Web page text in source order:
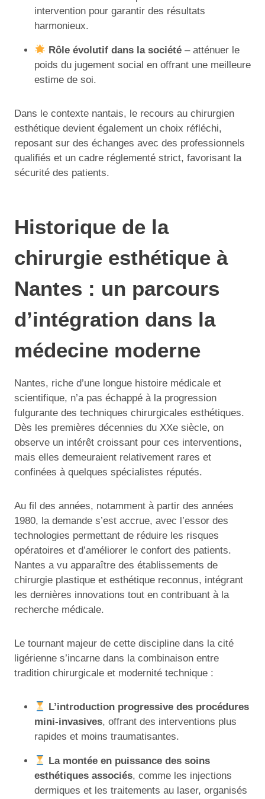
intervention pour garantir des résultats
harmonieux.
Rôle évolutif dans la société – atténuer le
poids du jugement social en offrant une meilleure
estime de soi.
Dans le contexte nantais, le recours au chirurgien
esthétique devient également un choix réfléchi,
reposant sur des échanges avec des professionnels
qualifiés et un cadre réglementé strict, favorisant la
sécurité des patients.
Historique de la
chirurgie esthétique à
Nantes : un parcours
d’intégration dans la
médecine moderne
Nantes, riche d’une longue histoire médicale et
scientifique, n’a pas échappé à la progression
fulgurante des techniques chirurgicales esthétiques.
Dès les premières décennies du XXe siècle, on
observe un intérêt croissant pour ces interventions,
mais elles demeuraient relativement rares et
confinées à quelques spécialistes réputés.
Au fil des années, notamment à partir des années
1980, la demande s’est accrue, avec l’essor des
technologies permettant de réduire les risques
opératoires et d’améliorer le confort des patients.
Nantes a vu apparaître des établissements de
chirurgie plastique et esthétique reconnus, intégrant
les dernières innovations tout en contribuant à la
recherche médicale.
Le tournant majeur de cette discipline dans la cité
ligérienne s’incarne dans la combinaison entre
tradition chirurgicale et modernité technique :
L’introduction progressive des procédures
mini-invasives, offrant des interventions plus
rapides et moins traumatisantes.
La montée en puissance des soins
esthétiques associés, comme les injections
dermiques et les traitements au laser, organisés